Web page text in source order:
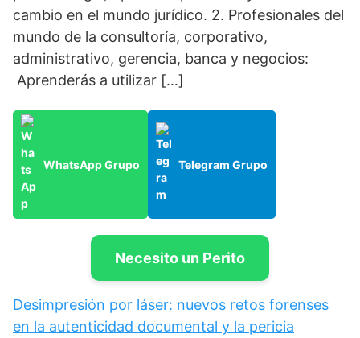
cambio en el mundo jurídico. 2. Profesionales del
mundo de la consultoría, corporativo,
administrativo, gerencia, banca y negocios:
Aprenderás a utilizar […]
WhatsApp Grupo Telegram Grupo
Necesito un Perito
Desimpresión por láser: nuevos retos forenses
en la autenticidad documental y la pericia